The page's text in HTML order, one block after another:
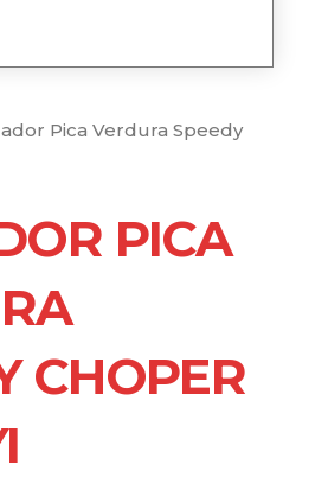
Pica Verdura Speedy
PICA
CHOPER